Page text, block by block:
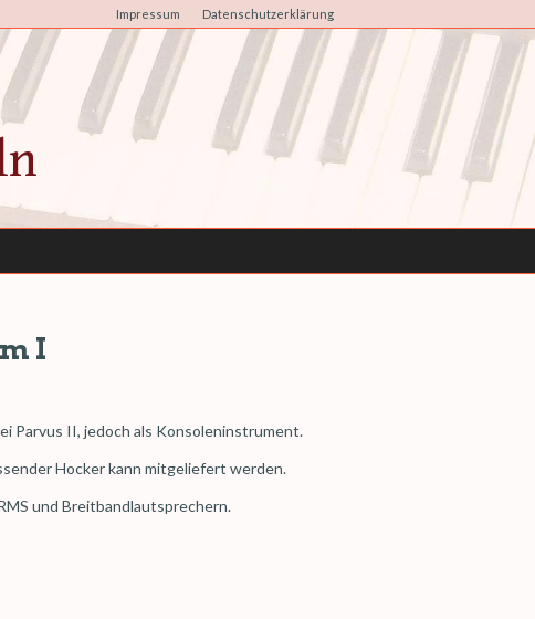
Impressum Datenschutzerklärung
I
Parvus II, jedoch als Konsoleninstrument.
Hocker kann mitgeliefert werden.
und Breitbandlautsprechern.